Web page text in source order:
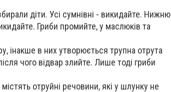
діти. Усі сумнівні - викидайте. Нижню
Гриби промийте, у маслюків та
інакше в них утворюється трупна отрута
чого відвар злийте. Лише тоді гриби
отруйні речовини, які у шлунку не